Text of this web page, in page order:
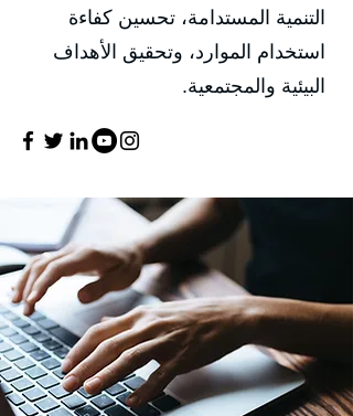
التنمية المستدامة، تحسين كفاءة
استخدام الموارد، وتحقيق الأهداف
البيئية والمجتمعية.